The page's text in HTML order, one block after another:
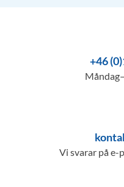
+46
Vi svarar på e-